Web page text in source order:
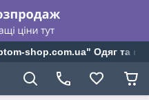
shop.com.ua" Одяг та